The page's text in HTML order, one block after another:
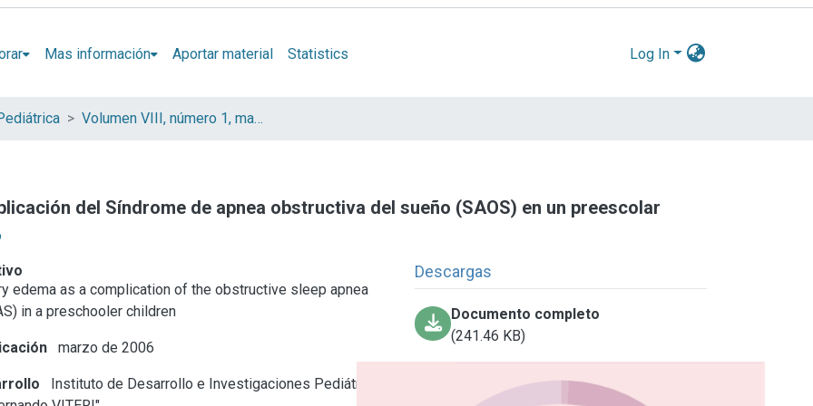
Mas información Aportar material Statistics Log In
Volumen VIII, número 1, marzo 2006
del Síndrome de apnea obstructiva del sueño (SAOS) en un preescolar
edema as a complication of the obstructive sleep apnea
in a preschooler children
marzo de 2006
Instituto de Desarrollo e Investigaciones Pediátricas
Descargas
Documento completo
(241.46 KB)